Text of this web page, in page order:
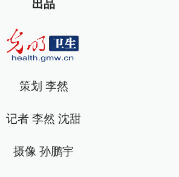
出品
策划 李然
记者 李然 沈甜
摄像 孙鹏宇